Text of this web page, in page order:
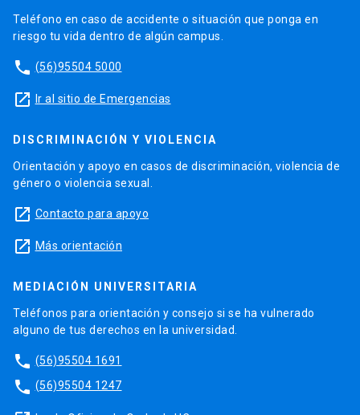
Teléfono en caso de accidente o situación que ponga en
riesgo tu vida dentro de algún campus.
phone (56)95504 5000
launch Ir al sitio de Emergencias
DISCRIMINACIÓN Y VIOLENCIA
Orientación y apoyo en casos de discriminación, violencia de
género o violencia sexual.
launch Contacto para apoyo
launch Más orientación
MEDIACIÓN UNIVERSITARIA
Teléfonos para orientación y consejo si se ha vulnerado
alguno de tus derechos en la universidad.
phone (56)95504 1691
phone (56)95504 1247